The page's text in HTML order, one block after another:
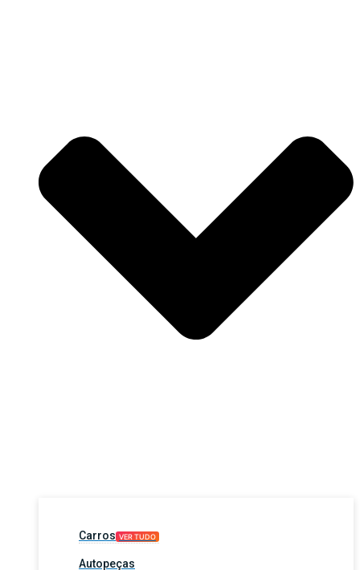
Carros VER TUDO
Autopeças